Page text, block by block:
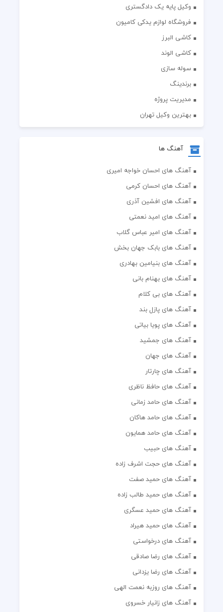
وکیل پایه یک دادگستری
فروشگاه لوازم یدکی کامیون
کاشی البرز
کاشی الوند
سوله سازی
برندینگ
مدیریت پروژه
بهترین وکیل تهران
آهنگ ها
آهنگ های احسان خواجه امیری
آهنگ های احسان کرمی
آهنگ های افشین آذری
آهنگ های امید نعمتی
آهنگ های امیر عباس گلاب
آهنگ های بابک جهان بخش
آهنگ های بنیامین بهادری
آهنگ های بهنام بانی
آهنگ های بی کلام
آهنگ های پازل بند
آهنگ های پویا بیاتی
آهنگ های جمشید
آهنگ های جهان
آهنگ های چارتار
آهنگ های حافظ ناظری
آهنگ های حامد زمانی
آهنگ های حامد هاکان
آهنگ های حامد همایون
آهنگ های حبیب
آهنگ های حجت اشرف زاده
آهنگ های حمید صفت
آهنگ های حمید طالب زاده
آهنگ های حمید عسگری
آهنگ های حمید هیراد
آهنگ های درخواستی
آهنگ های رضا صادقی
آهنگ های رضا یزدانی
آهنگ های روزبه نعمت الهی
آهنگ های زانیار خسروی